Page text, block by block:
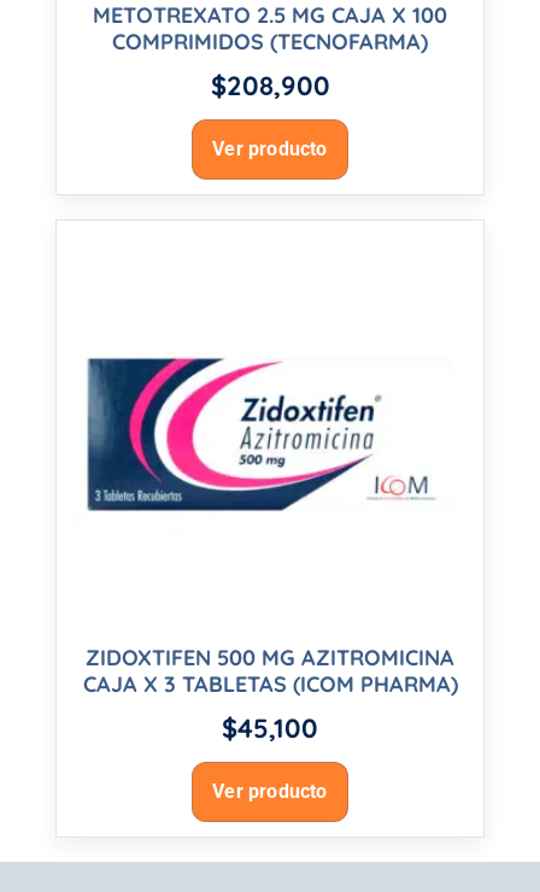
METOTREXATO 2.5 MG CAJA X 100
COMPRIMIDOS (TECNOFARMA)
$208,900
Ver producto
ZIDOXTIFEN 500 MG AZITROMICINA
CAJA X 3 TABLETAS (ICOM PHARMA)
$45,100
Ver producto